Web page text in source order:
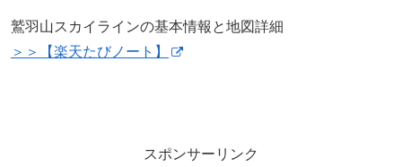
鷲羽山スカイラインの基本情報と地図詳細
＞＞【楽天たびノート】
スポンサーリンク